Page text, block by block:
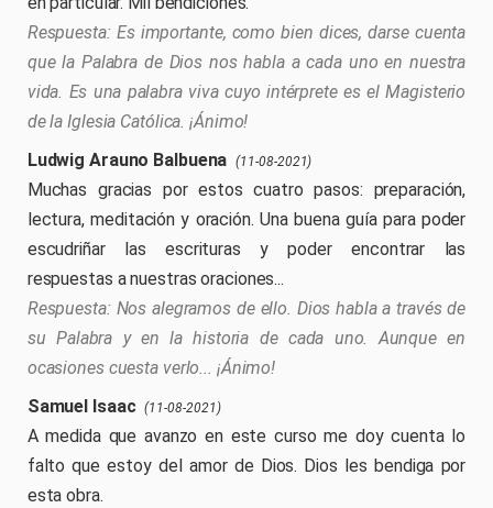
Es importante, como bien dices, darse cuenta
que la Palabra de Dios nos habla a cada uno en nuestra
vida. Es una palabra viva cuyo intérprete es el Magisterio
de la Iglesia Católica. ¡Ánimo!
Ludwig Arauno Balbuena (11-08-2021)
Muchas gracias por estos cuatro pasos: preparación,
lectura, meditación y oración. Una buena guía para poder
escudriñar las escrituras y poder encontrar las
respuestas a nuestras oraciones...
Nos alegramos de ello. Dios habla a través de
su Palabra y en la historia de cada uno. Aunque en
ocasiones cuesta verlo... ¡Ánimo!
Samuel Isaac (11-08-2021)
A medida que avanzo en este curso me doy cuenta lo
falto que estoy del amor de Dios. Dios les bendiga por
esta obra.